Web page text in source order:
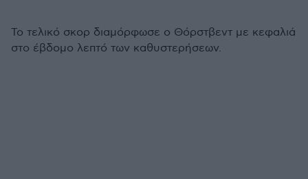
Το τελικό σκορ διαμόρφωσε ο Θόρστβεντ με κεφαλιά
στο έβδομο λεπτό των καθυστερήσεων.